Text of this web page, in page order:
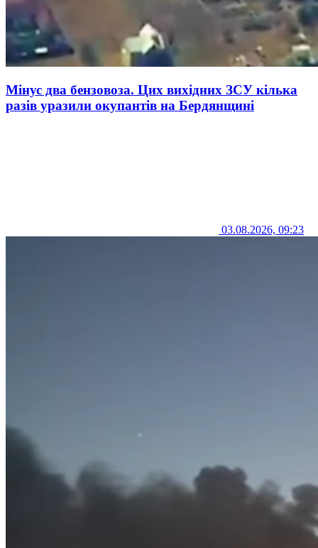
Мінус два бензовоза. Цих вихідних ЗСУ кілька
разів уразили окупантів на Бердянщині
03.08.2026, 09:23